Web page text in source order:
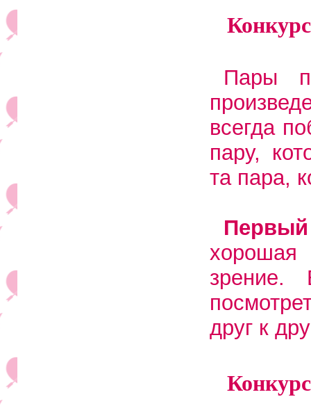
Пары
всегда
пару,
та пара,
зрение.
друг к